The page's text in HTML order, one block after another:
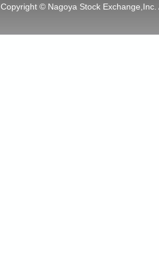
Copyright © Nagoya Stock Exchange,Inc.